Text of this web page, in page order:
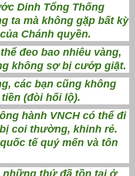
Dinh Tổng Thống
ta mà không gặp bất kỳ
Chánh quyền.
đeo bao nhiêu vàng,
không sợ bị cướp giật.
các bạn cũng không
(đòi hối lộ).
hành VNCH có thể đi
coi thường, khinh rẻ.
tế quý mến và tôn